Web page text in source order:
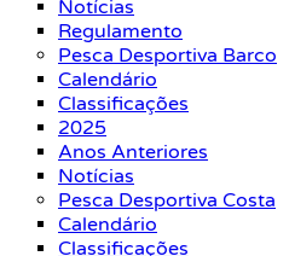
Notícias
Regulamento
Pesca Desportiva Barco
Calendário
Classificações
2025
Anos Anteriores
Notícias
Pesca Desportiva Costa
Calendário
Classificações